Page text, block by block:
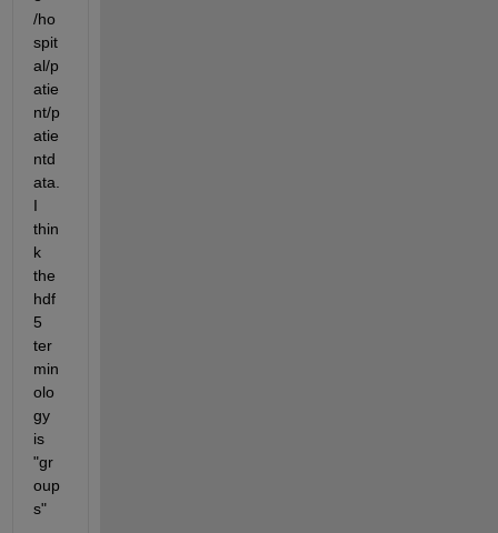
/ho
spit
al/p
atie
nt/p
atie
ntd
ata.
I
thin
k
the
hdf
5
ter
min
olo
gy
is
"gr
oup
s"